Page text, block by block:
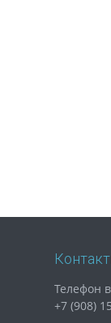
Телефон
+7 (908)